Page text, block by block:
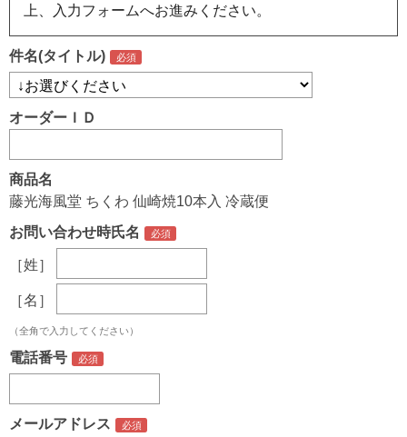
上、入力フォームへお進みください。
件名(タイトル)
オーダーＩＤ
商品名
藤光海風堂 ちくわ 仙崎焼10本入 冷蔵便
お問い合わせ時氏名
［姓］
［名］
（全角で入力してください）
電話番号
メールアドレス